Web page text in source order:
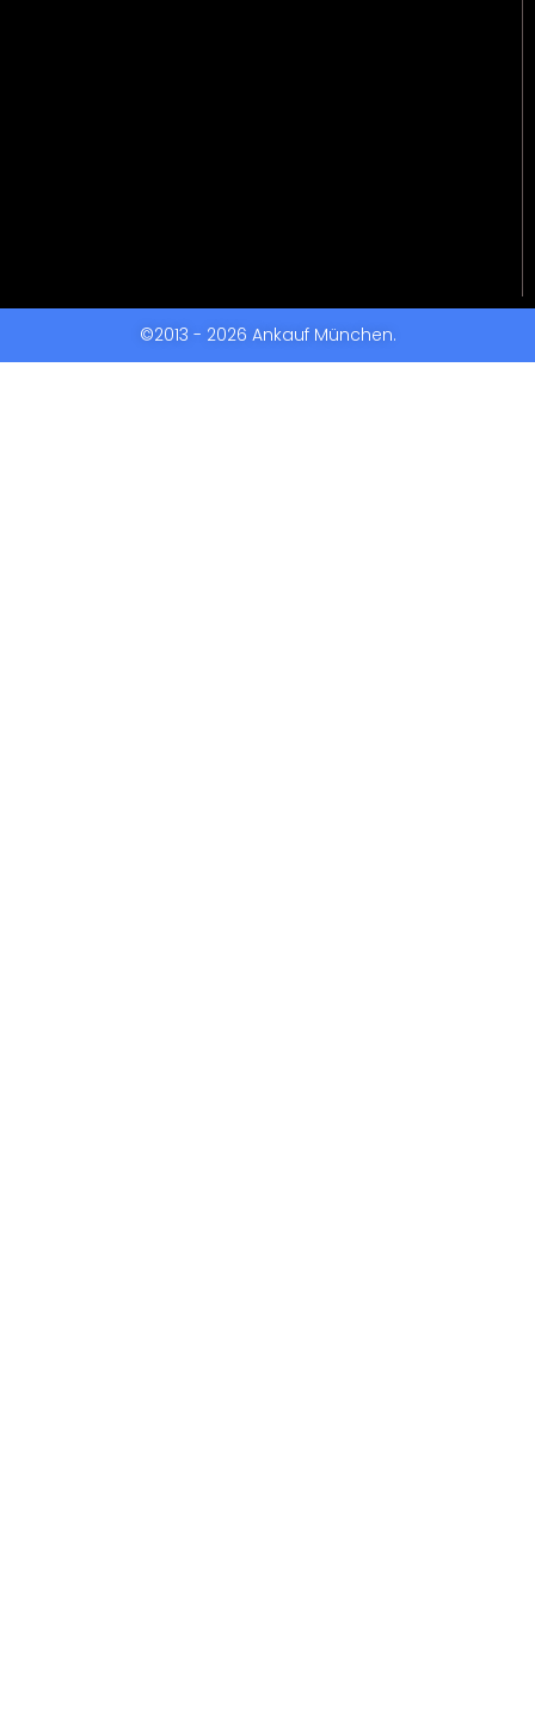
©2013 - 2026 Ankauf München.